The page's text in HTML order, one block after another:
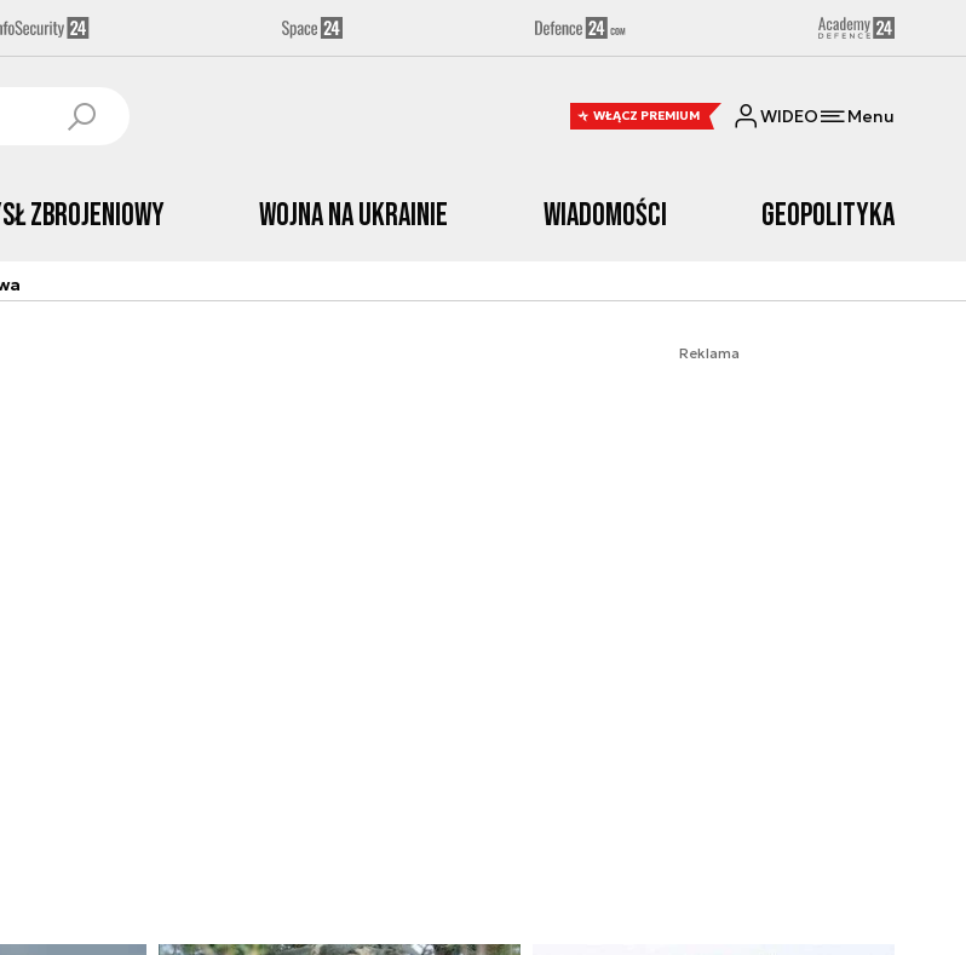
WŁĄCZ PREMIUM WIDEO Menu
Zbrojeniowy Wojna na Ukrainie Wiadomości Geopolityka
Reklama